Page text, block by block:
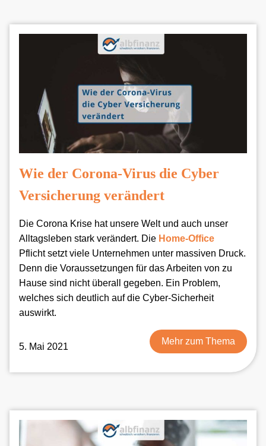
Wie der Corona-Virus die Cyber
Versicherung verändert
Die Corona Krise hat unsere Welt und auch unser
Alltagsleben stark verändert. Die Home-Office
Pflicht setzt viele Unternehmen unter massiven Druck.
Denn die Voraussetzungen für das Arbeiten von zu
Hause sind nicht überall gegeben. Ein Problem,
welches sich deutlich auf die Cyber-Sicherheit
auswirkt.
5. Mai 2021
Mehr zum Thema